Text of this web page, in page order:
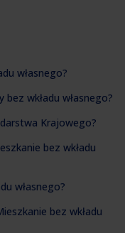
własnego?
wkładu własnego?
Krajowego?
bez wkładu
własnego?
bez wkładu